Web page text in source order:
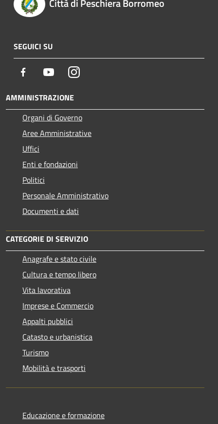
Città di Peschiera Borromeo
SEGUICI SU
Facebook YoutubeInstagram
AMMINISTRAZIONE
Organi di Governo
Aree Amministrative
Uffici
Enti e fondazioni
Politici
Personale Amministrativo
Documenti e dati
CATEGORIE DI SERVIZIO
Anagrafe e stato civile
Cultura e tempo libero
Vita lavorativa
Imprese e Commercio
Appalti pubblici
Catasto e urbanistica
Turismo
Mobilità e trasporti
Educazione e formazione